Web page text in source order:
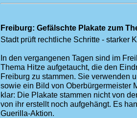
Freiburg: Gefälschte Plakate zum
Stadt prüft rechtliche Schritte - starker
In den vergangenen Tagen sind im
Thema Hitze aufgetaucht, die den
Freiburg zu stammen. Sie verwenden
sowie ein Bild von Oberbürgermeister
klar: Die Plakate stammen nicht von
von ihr erstellt noch aufgehängt. Es
Guerilla-Aktion.